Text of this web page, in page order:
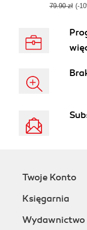
79.90 zł (-
Twoje Konto
Księgarnia
Wydawnictwo